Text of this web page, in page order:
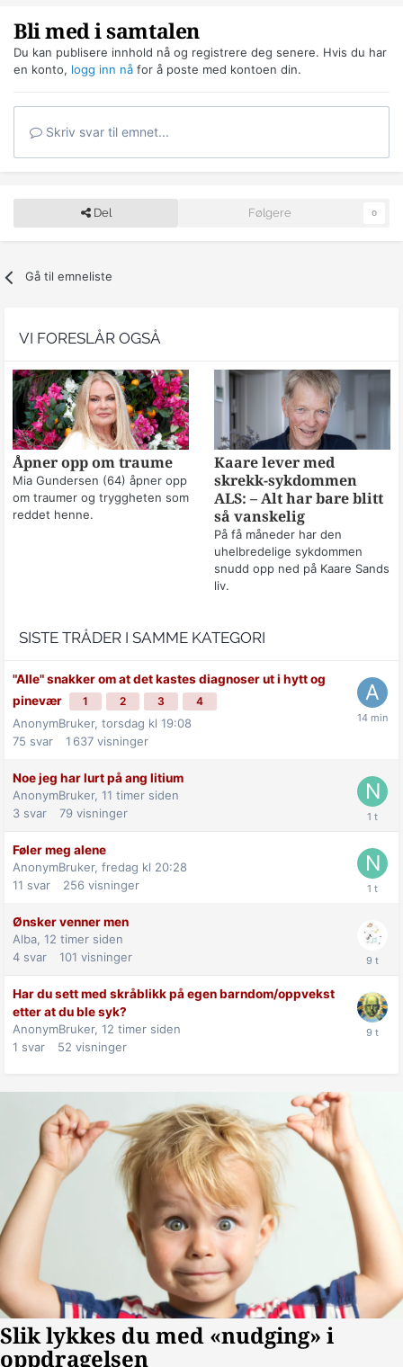
Bli med i samtalen
Du kan publisere innhold nå og registrere deg senere. Hvis du har
en konto, logg inn nå for å poste med kontoen din.
Skriv svar til emnet...
Del Følgere 0
Gå til emneliste
VI FORESLÅR OGSÅ
Åpner opp om traume
Mia Gundersen (64) åpner opp
om traumer og tryggheten som
reddet henne.
Kaare lever med
skrekk-sykdommen
ALS: – Alt har bare blitt
så vanskelig
På få måneder har den
uhelbredelige sykdommen
snudd opp ned på Kaare Sands
liv.
SISTE TRÅDER I SAMME KATEGORI
"Alle" snakker om at det kastes diagnoser ut i hytt og
pinevær
1 2 3 4
AnonymBruker, torsdag kl 19:08
75 svar 1 637 visninger
Noe jeg har lurt på ang litium
AnonymBruker, 11 timer siden
3 svar 79 visninger
Føler meg alene
AnonymBruker, fredag kl 20:28
11 svar 256 visninger
Ønsker venner men
Alba, 12 timer siden
4 svar 101 visninger
Har du sett med skråblikk på egen barndom/oppvekst
etter at du ble syk?
AnonymBruker, 12 timer siden
1 svar 52 visninger